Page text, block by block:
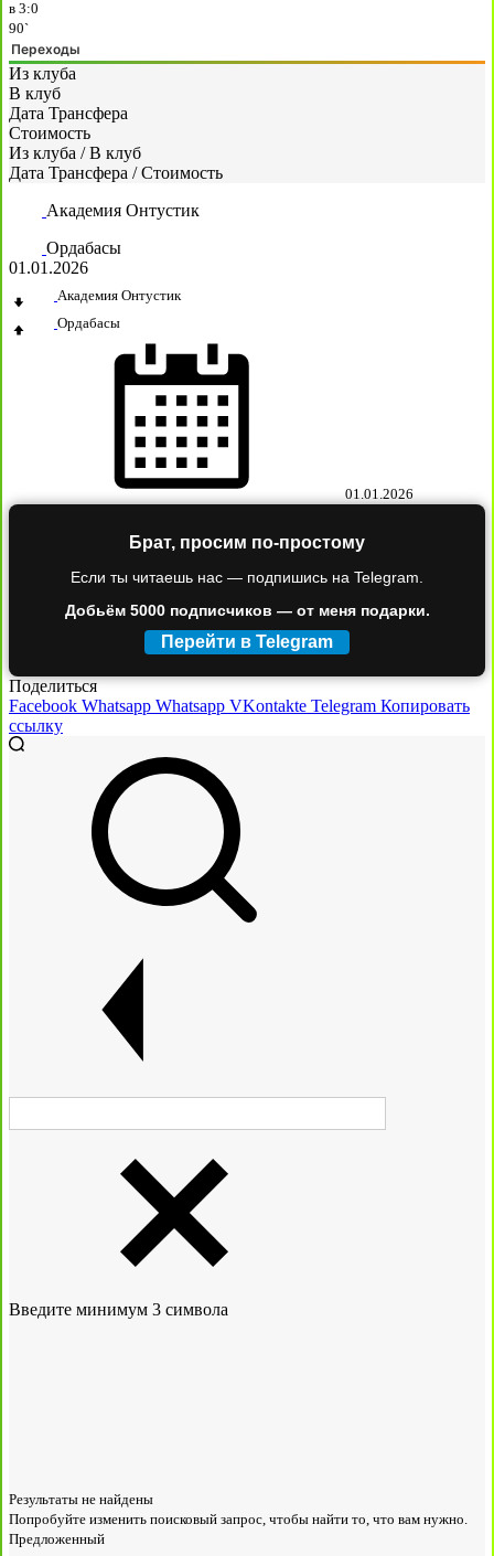
в 3:0
90`
Переходы
Из клуба
В клуб
Дата Трансфера
Стоимость
Из клуба / В клуб
Дата Трансфера / Стоимость
Академия Онтустик
Ордабасы
01.01.2026
Академия Онтустик
Ордабасы
01.01.2026
Брат, просим по-простому
Если ты читаешь нас — подпишись на Telegram.
Добьём 5000 подписчиков — от меня подарки.
Перейти в Telegram
Поделиться
Facebook Whatsapp Whatsapp VKontakte Telegram Копировать
ссылку
Введите минимум 3 символа
Результаты не найдены
Попробуйте изменить поисковый запрос, чтобы найти то, что вам нужно.
Предложенный